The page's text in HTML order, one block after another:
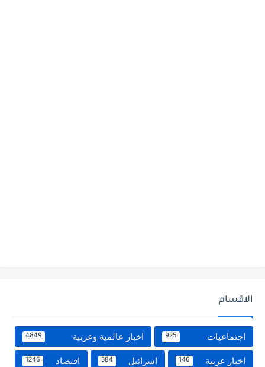
الاقسام
اجتماعيات 925 اخبار عالمية وعربية 4849
اخبار عربية 146 اسرائيل 384 اقتصاد 1246